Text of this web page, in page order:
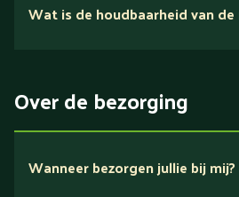
Verlaagd in koolhydraten
Verlaagd in zout
Wat is de houdbaarheid van
Over de bezorging
Wanneer bezorgen jullie bij mij?